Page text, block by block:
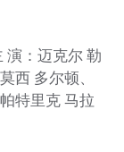
演：迈克尔 勒
西 多尔顿、
特里克 马拉